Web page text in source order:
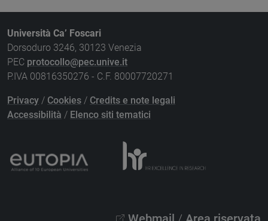
Università Ca’ Foscari
Dorsoduro 3246, 30123 Venezia
PEC protocollo@pec.unive.it
P.IVA 00816350276 - C.F. 80007720271
Privacy / Cookies / Credits e note legali
Accessibilità / Elenco siti tematici